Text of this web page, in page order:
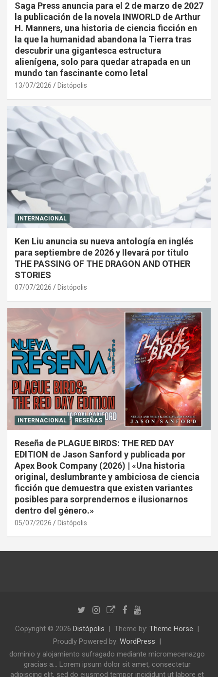
Saga Press anuncia para el 2 de marzo de 2027
la publicación de la novela INWORLD de Arthur
H. Manners, una historia de ciencia ficción en
la que la humanidad abandona la Tierra tras
descubrir una gigantesca estructura
alienígena, solo para quedar atrapada en un
mundo tan fascinante como letal
13/07/2026 Distópolis
INTERNACIONAL
Ken Liu anuncia su nueva antología en inglés
para septiembre de 2026 y llevará por título
THE PASSING OF THE DRAGON AND OTHER
STORIES
07/07/2026 Distópolis
INTERNACIONAL RESEÑAS
Reseña de PLAGUE BIRDS: THE RED DAY
EDITION de Jason Sanford y publicada por
Apex Book Company (2026) | «Una historia
original, deslumbrante y ambiciosa de ciencia
ficción que demuestra que existen variantes
posibles para sorprendernos e ilusionarnos
dentro del género.»
05/07/2026 Distópolis
Copyright © 2026 Distópolis Theme by: Theme Horse
Proudly Powered by: WordPress
dominio y alojamiento sufragado mediante micromecenazgo
gracias a... Lorem ipsum dolor sit amet, consectetur
adipiscing elit, sed do eiusmod tempor incididunt ut labore et